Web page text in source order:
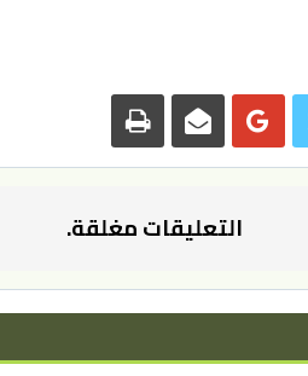
التعليقات مغلقة.